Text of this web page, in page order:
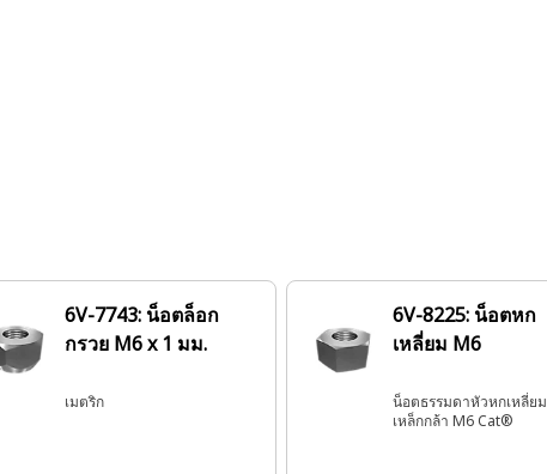
6V-7743: น็อตล็อก
กรวย M6 x 1 มม.
เมตริก
6V-8225: น็อตหก
เหลี่ยม M6
น็อตธรรมดาหัวหกเหลี่ยม
เหล็กกล้า M6 Cat®